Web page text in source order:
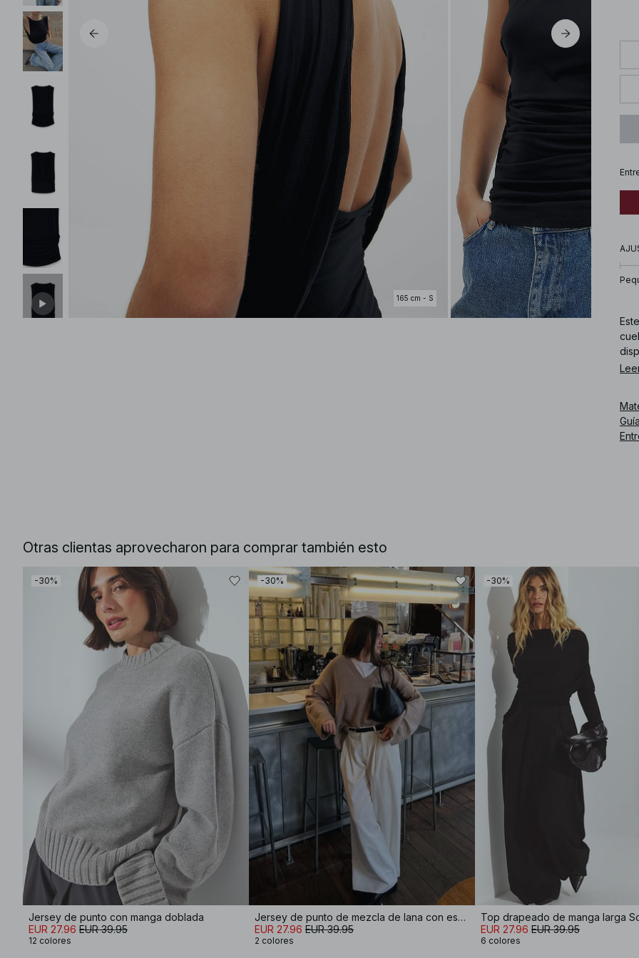
165 cm - S
Otras clientas aprovecharon para comprar también esto
-30%
Jersey de punto con manga doblada
EUR 27.96 EUR 39.95
12 colores
-30%
Jersey de punto de mezcla de lana con escote en V
EUR 27.96 EUR 39.95
2 colores
-30%
Top drapeado de manga larga
EUR 27.96 EUR 39.95
6 colores